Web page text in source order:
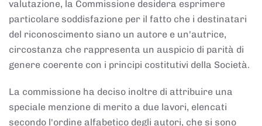
valutazione, la Commissione desidera esprimere
particolare soddisfazione per il fatto che i destinatari
del riconoscimento siano un autore e un'autrice,
circostanza che rappresenta un auspicio di parità di
genere coerente con i principi costitutivi della Società.
La commissione ha deciso inoltre di attribuire una
speciale menzione di merito a due lavori, elencati
secondo l'ordine alfabetico degli autori, che si sono